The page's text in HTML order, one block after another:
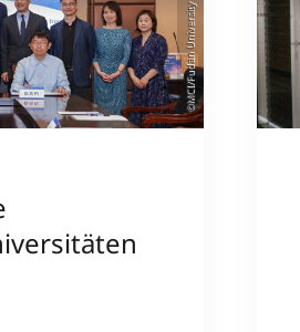
©MCI/Fudan University